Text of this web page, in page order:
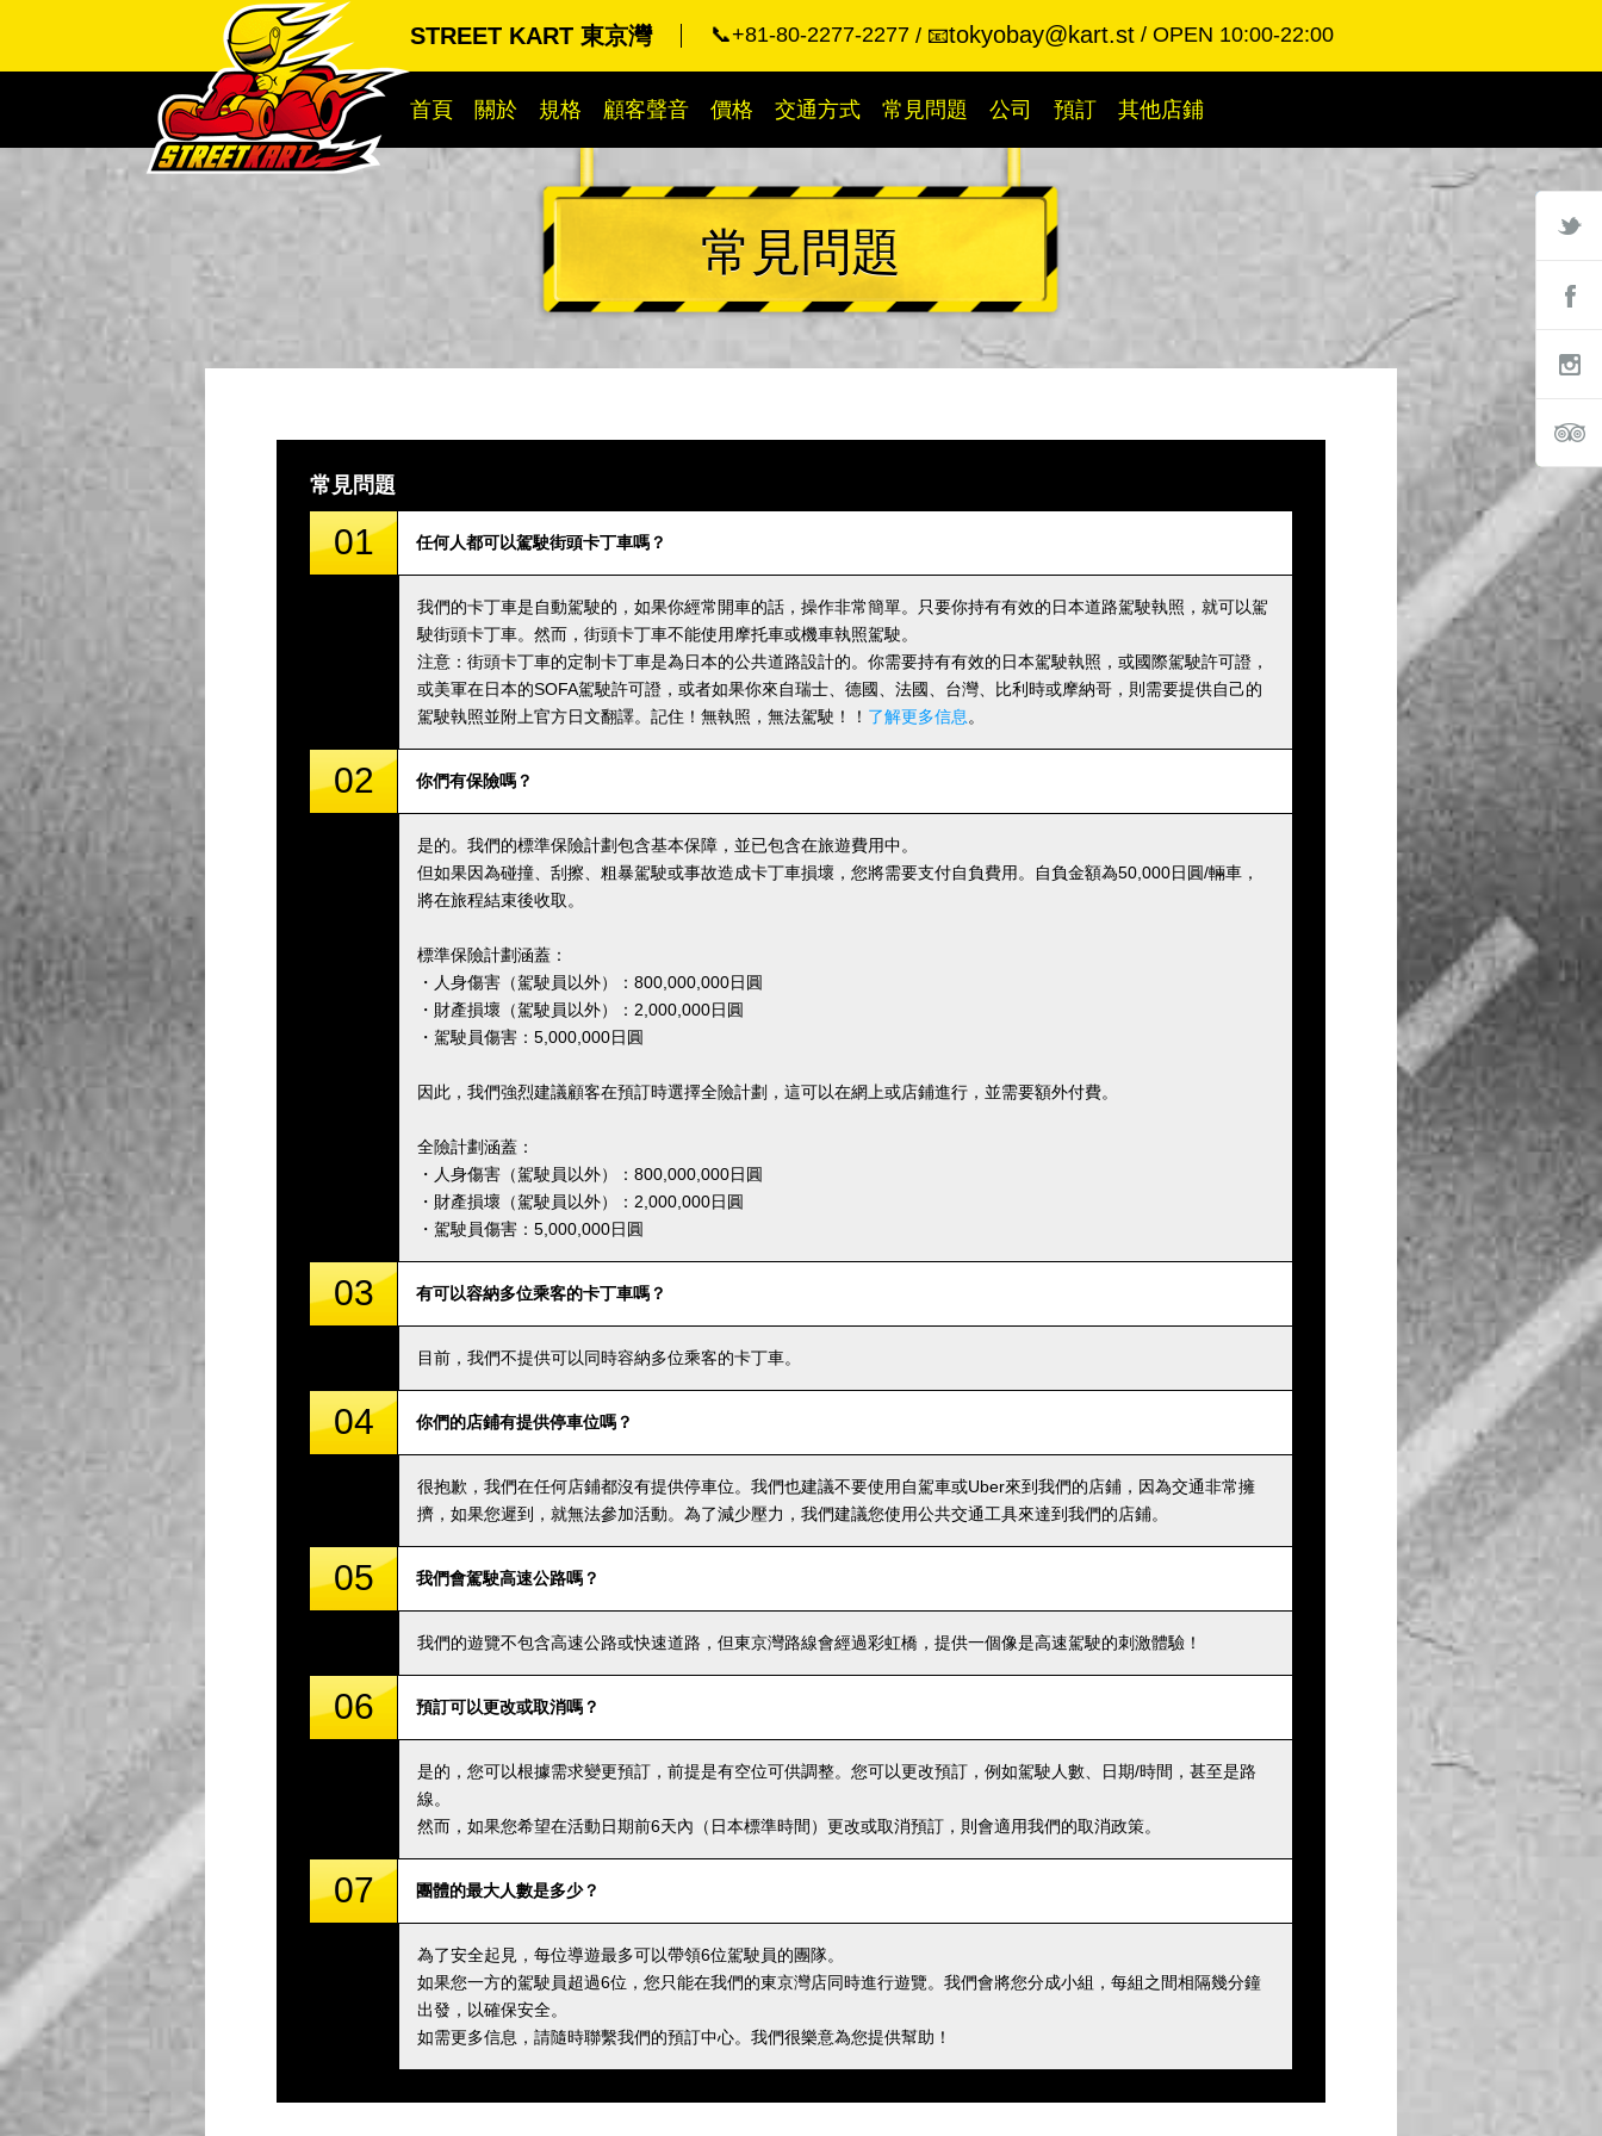
STREET KART 東京灣 📞+81-80-2277-2277 📧tokyobay@kart.st OPEN 10:00-22:00
首頁 關於 規格 顧客聲音 價格 交通方式 常見問題 公司 預訂 其他店鋪
常見問題
常見問題
01 任何人都可以駕駛街頭卡丁車嗎？
我們的卡丁車是自動駕駛的，如果你經常開車的話，操作非常簡單。只要你持有有效的日本道路駕駛執照，就可以駕
駛街頭卡丁車。然而，街頭卡丁車不能使用摩托車或機車執照駕駛。
注意：街頭卡丁車的定制卡丁車是為日本的公共道路設計的。你需要持有有效的日本駕駛執照，或國際駕駛許可證，
或美軍在日本的SOFA駕駛許可證，或者如果你來自瑞士、德國、法國、台灣、比利時或摩納哥，則需要提供自己的
駕駛執照並附上官方日文翻譯。記住！無執照，無法駕駛！！ 了解更多信息 。
02 你們有保險嗎？
是的。我們的標準保險計劃包含基本保障，並已包含在旅遊費用中。
但如果因為碰撞、刮擦、粗暴駕駛或事故造成卡丁車損壞，您將需要支付自負費用。自負金額為50,000日圓/輛車，
將在旅程結束後收取。
標準保險計劃涵蓋：
・人身傷害（駕駛員以外）：800,000,000日圓
・財產損壞（駕駛員以外）：2,000,000日圓
・駕駛員傷害：5,000,000日圓
因此，我們強烈建議顧客在預訂時選擇全險計劃，這可以在網上或店鋪進行，並需要額外付費。
全險計劃涵蓋：
・人身傷害（駕駛員以外）：800,000,000日圓
・財產損壞（駕駛員以外）：2,000,000日圓
・駕駛員傷害：5,000,000日圓
03 有可以容納多位乘客的卡丁車嗎？
目前，我們不提供可以同時容納多位乘客的卡丁車。
04 你們的店鋪有提供停車位嗎？
很抱歉，我們在任何店鋪都沒有提供停車位。我們也建議不要使用自駕車或Uber來到我們的店鋪，因為交通非常擁
擠，如果您遲到，就無法參加活動。為了減少壓力，我們建議您使用公共交通工具來達到我們的店鋪。
05 我們會駕駛高速公路嗎？
我們的遊覽不包含高速公路或快速道路，但東京灣路線會經過彩虹橋，提供一個像是高速駕駛的刺激體驗！
06 預訂可以更改或取消嗎？
是的，您可以根據需求變更預訂，前提是有空位可供調整。您可以更改預訂，例如駕駛人數、日期/時間，甚至是路
線。
然而，如果您希望在活動日期前6天內（日本標準時間）更改或取消預訂，則會適用我們的取消政策。
07 團體的最大人數是多少？
為了安全起見，每位導遊最多可以帶領6位駕駛員的團隊。
如果您一方的駕駛員超過6位，您只能在我們的東京灣店同時進行遊覽。我們會將您分成小組，每組之間相隔幾分鐘
出發，以確保安全。
如需更多信息，請隨時聯繫我們的預訂中心。我們很樂意為您提供幫助！